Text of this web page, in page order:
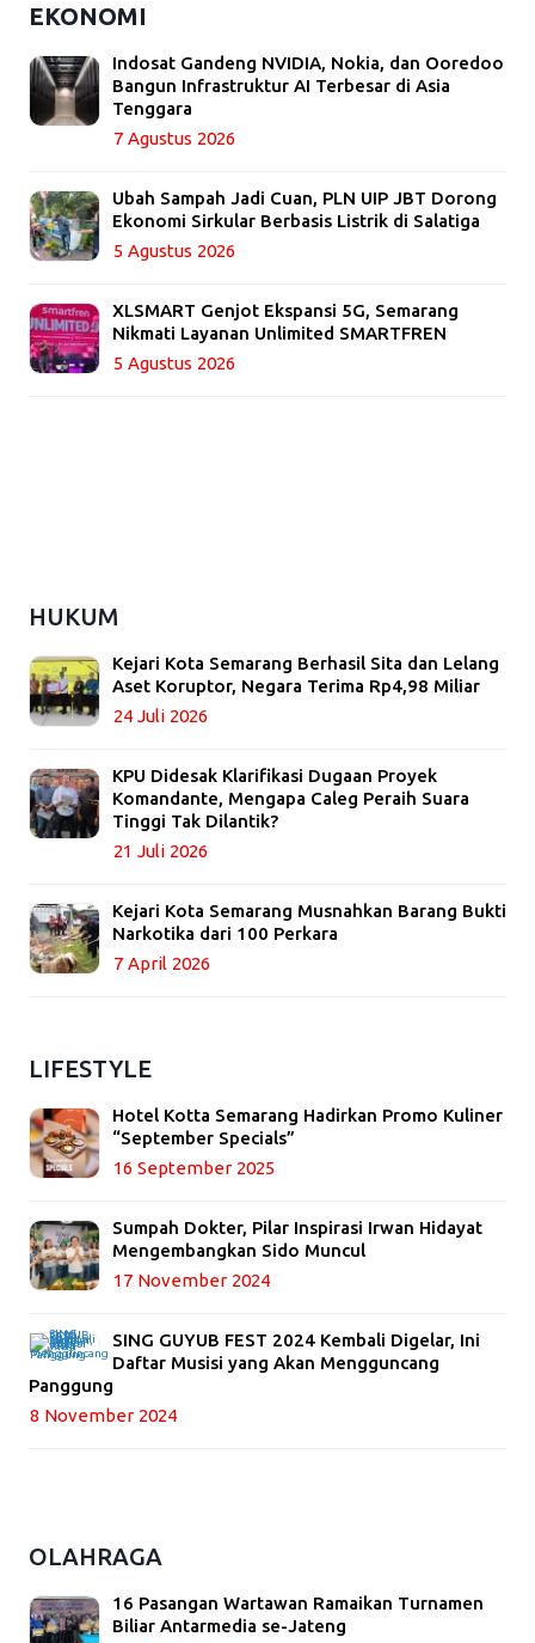
EKONOMI
Indosat Gandeng NVIDIA, Nokia, dan Ooredoo
Bangun Infrastruktur AI Terbesar di Asia
Tenggara
7 Agustus 2026
Ubah Sampah Jadi Cuan, PLN UIP JBT Dorong
Ekonomi Sirkular Berbasis Listrik di Salatiga
5 Agustus 2026
XLSMART Genjot Ekspansi 5G, Semarang
Nikmati Layanan Unlimited SMARTFREN
5 Agustus 2026
HUKUM
Kejari Kota Semarang Berhasil Sita dan Lelang
Aset Koruptor, Negara Terima Rp4,98 Miliar
24 Juli 2026
KPU Didesak Klarifikasi Dugaan Proyek
Komandante, Mengapa Caleg Peraih Suara
Tinggi Tak Dilantik?
21 Juli 2026
Kejari Kota Semarang Musnahkan Barang Bukti
Narkotika dari 100 Perkara
7 April 2026
LIFESTYLE
Hotel Kotta Semarang Hadirkan Promo Kuliner
“September Specials”
16 September 2025
Sumpah Dokter, Pilar Inspirasi Irwan Hidayat
Mengembangkan Sido Muncul
17 November 2024
SING GUYUB FEST 2024 Kembali Digelar, Ini
Daftar Musisi yang Akan Mengguncang
Panggung
8 November 2024
OLAHRAGA
16 Pasangan Wartawan Ramaikan Turnamen
Biliar Antarmedia se-Jateng